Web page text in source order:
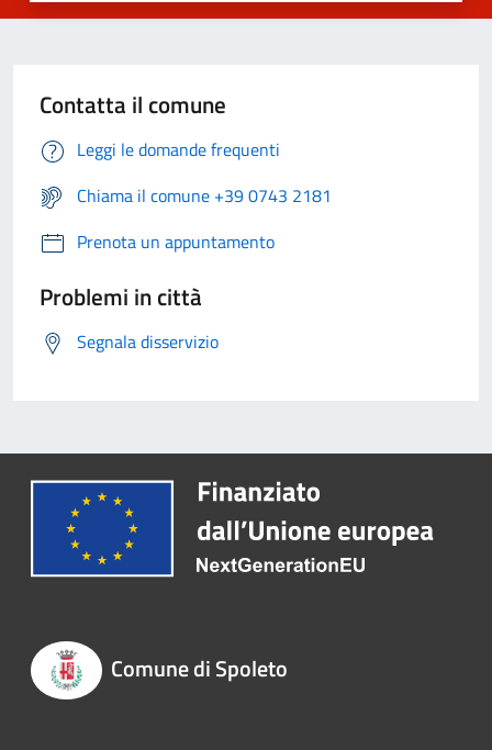
Contatta il comune
Leggi le domande frequenti
Chiama il comune +39 0743 2181
Prenota un appuntamento
Problemi in città
Segnala disservizio
Comune di Spoleto